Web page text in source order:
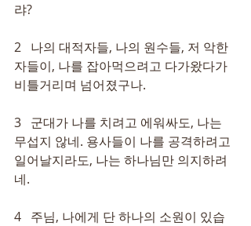
랴?
2   나의 대적자들, 나의 원수들, 저 악한
자들이, 나를 잡아먹으려고 다가왔다가
비틀거리며 넘어졌구나.
3   군대가 나를 치려고 에워싸도, 나는
무섭지 않네. 용사들이 나를 공격하려고
일어날지라도, 나는 하나님만 의지하려
네.
4   주님, 나에게 단 하나의 소원이 있습